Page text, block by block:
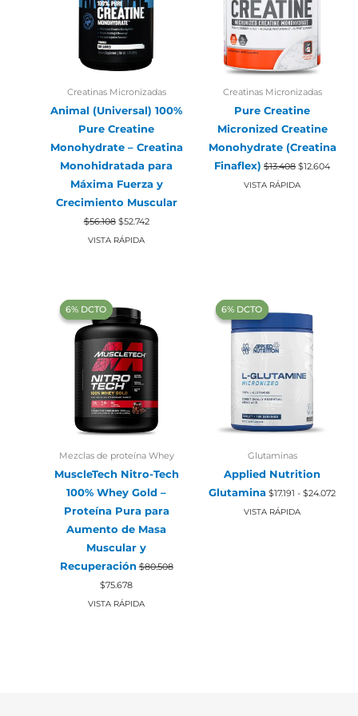
Creatinas Micronizadas
Animal (Universal) 100%
Pure Creatine
Monohydrate – Creatina
Monohidratada para
Máxima Fuerza y
Crecimiento Muscular
$56.108 El
precio
original
$52.742El
precio
VISTA RÁPIDA
Creatinas Micronizadas
Pure Creatine
Micronized Creatine
Monohydrate (Creatina
Finaflex) $13.408 El
precio
original
$12.604
VISTA RÁPIDA
‍6% DCTO‍‍
‍6% DCTO‍‍
Mezclas de proteína Whey
MuscleTech Nitro-Tech
100% Whey Gold –
Proteína Pura para
Aumento de Masa
Muscular y
Recuperación $80.508
El
precio
original
$75.678
actual
VISTA RÁPIDA
‍6% DCTO‍‍
‍6% DCTO‍‍
Glutaminas
Applied Nutrition
Glutamina $17.191 - $24.072
de
VISTA RÁPIDA